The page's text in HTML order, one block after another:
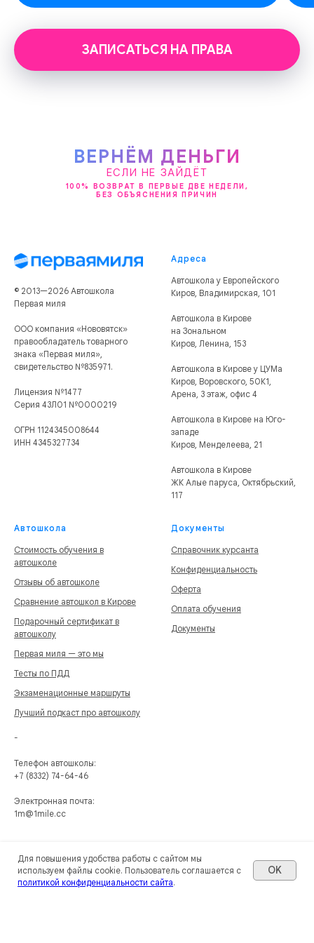
ЗАПИСАТЬСЯ НА ПРАВА
100% ВОЗВРАТ В ПЕРВЫЕ ДВЕ НЕДЕЛИ,
БЕЗ ОБЪЯСНЕНИЯ ПРИЧИН
ВЕРНЁМ ДЕНЬГИ
ЕСЛИ НЕ ЗАЙДЁТ
© 2013—2026 Автошкола
Первая миля
ООО компания «Нововятск»
правообладатель товарного
знака «Первая миля»,
свидетельство №835971.
Лицензия №1477
Серия 43Л01 №0000219
ОГРН 1124345008644
ИНН 4345327734
Адреса
Автошкола у Европейского
Киров, Владимирская, 101
Автошкола в Кирове
на Зональном
Киров, Ленина, 153
Автошкола в Кирове у ЦУМа
Киров, Воровского, 50К1,
Арена, 3 этаж, офис 4
Автошкола в Кирове на Юго-
западе
Киров, Менделеева, 21
Автошкола в Кирове
ЖК Алые паруса, Октябрьский,
117
Автошкола
Стоимость обучения в
автошколе
Отзывы об автошколе
Сравнение автошкол в Кирове
Подарочный сертификат в
автошколу
Первая миля — это мы
Тесты по ПДД
Экзаменационные маршруты
Лучший подкаст про автошколу
-
Телефон автошколы:
+7 (8332) 74-64-46
Электронная почта:
1m@1mile.cc
Документы
Справочник курсанта
Конфиденциальность
Оферта
Оплата обучения
Документы
Гарантированный возврат 13% стоимости курса в автошколе от ФНС —
Для повышения удобства работы с сайтом мы
используем файлы cookie. Пользователь соглашается с
политикой конфиденциальности сайта.
OK